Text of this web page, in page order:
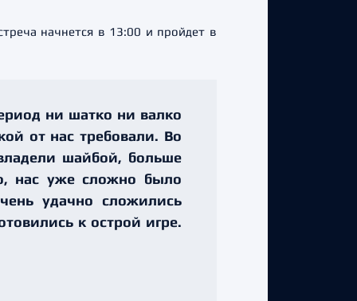
начнется в 13:00 и пройдет в
ни шатко ни валко
от нас требовали. Во
шайбой, больше
нас уже сложно было
удачно сложились
к острой игре.